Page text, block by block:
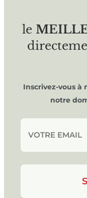
le
Inscrivez-vous
notre